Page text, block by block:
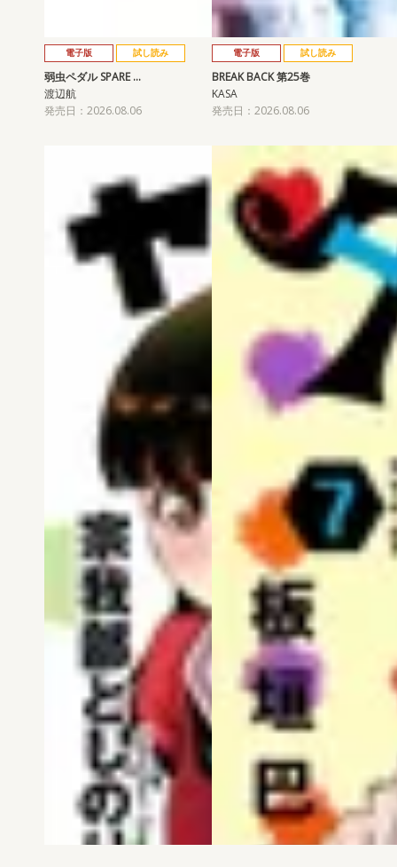
電子版 試し読み
弱虫ペダル SPARE …
渡辺航
発売日：2026.08.06
電子版 試し読み
BREAK BACK 第25巻
KASA
発売日：2026.08.06